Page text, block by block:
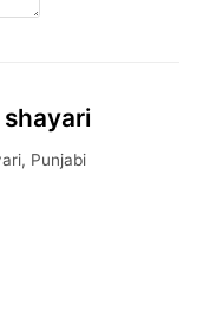
shayari
, Punjabi